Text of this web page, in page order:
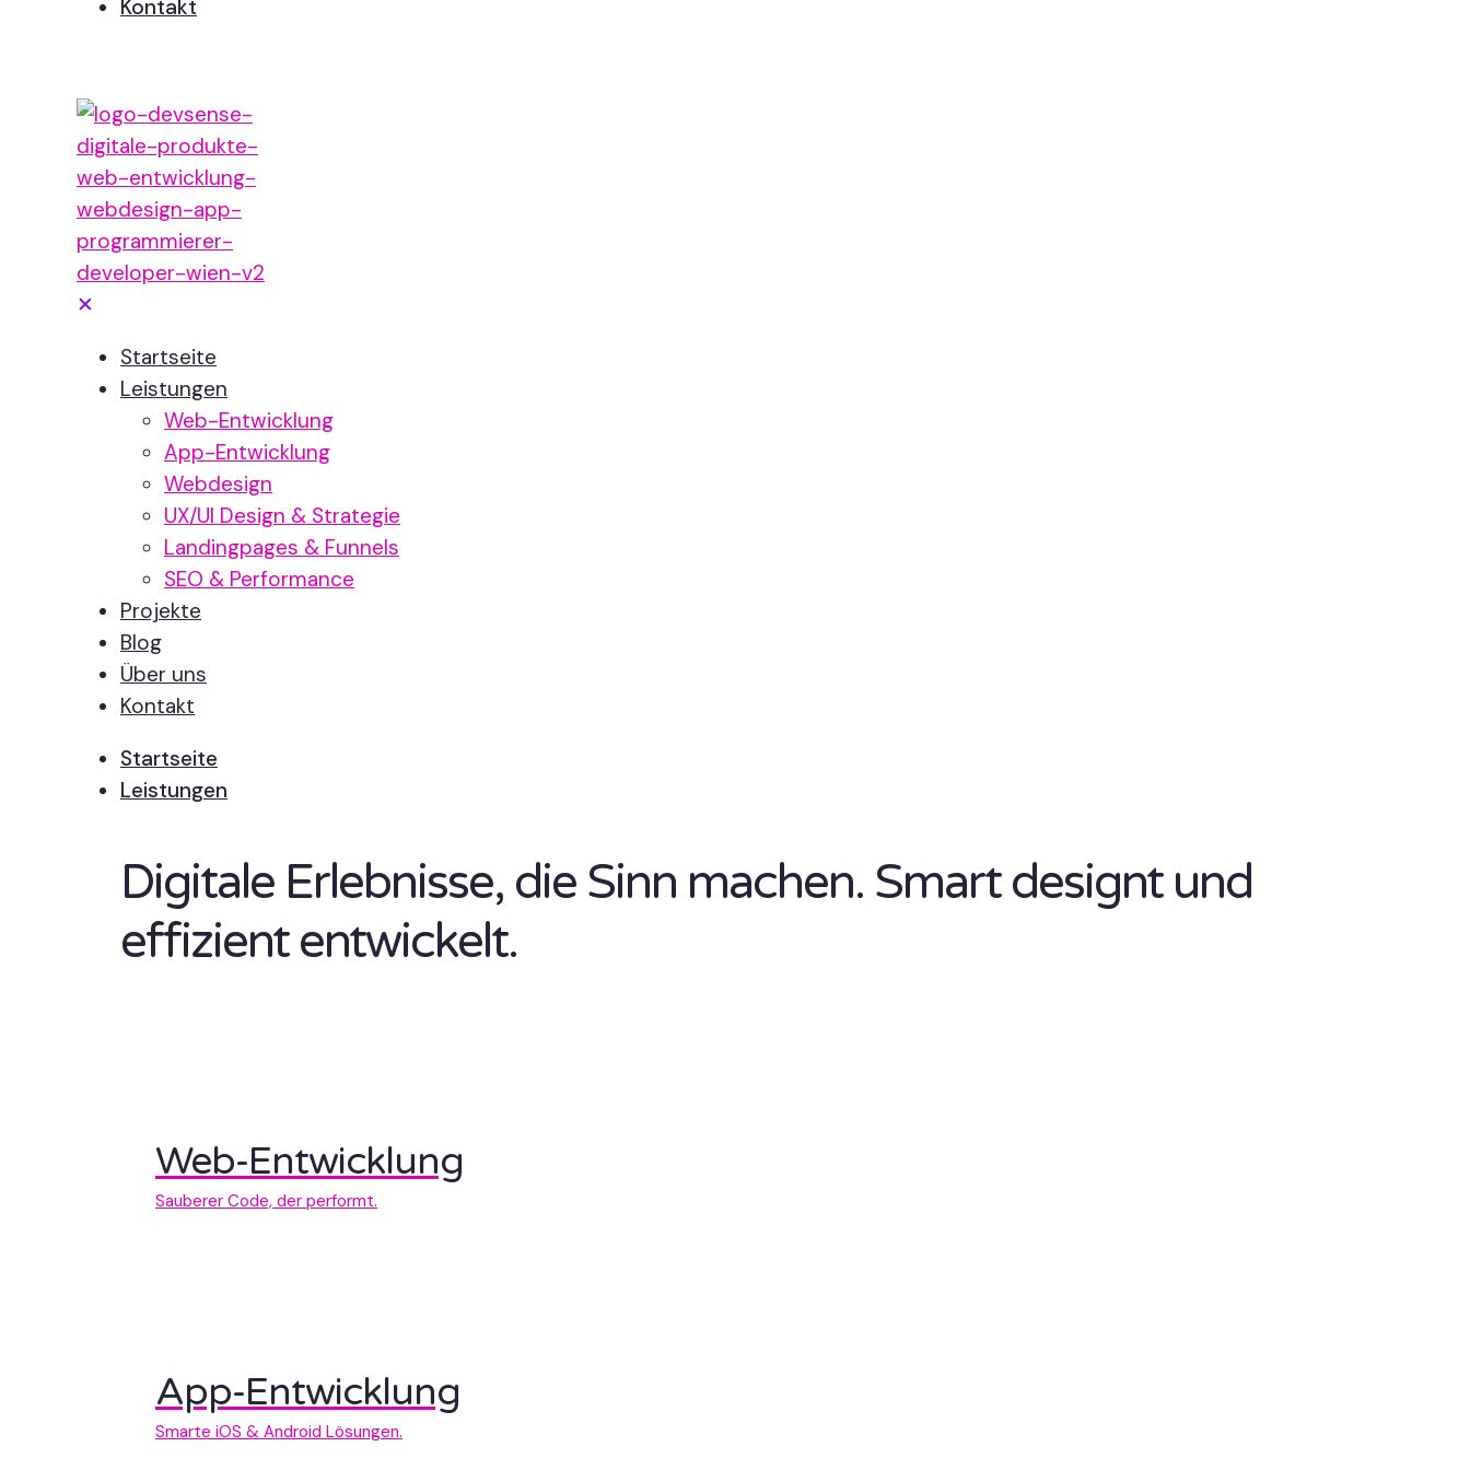
Kontakt
✕
Startseite
Leistungen
Web-Entwicklung
App-Entwicklung
Webdesign
UX/UI Design & Strategie
Landingpages & Funnels
SEO & Performance
Projekte
Blog
Über uns
Kontakt
Startseite
Leistungen
Digitale Erlebnisse, die Sinn machen. Smart designt und
effizient entwickelt.
Web-Entwicklung
Sauberer Code, der performt.
App-Entwicklung
Smarte iOS & Android Lösungen.